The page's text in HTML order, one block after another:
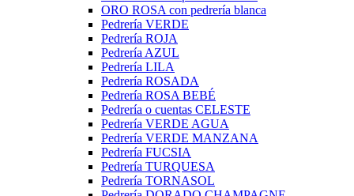
ORO ROSA con pedrería blanca
Pedrería VERDE
Pedrería ROJA
Pedrería AZUL
Pedrería LILA
Pedrería ROSADA
Pedrería ROSA BEBÉ
Pedrería o cuentas CELESTE
Pedrería VERDE AGUA
Pedrería VERDE MANZANA
Pedrería FUCSIA
Pedrería TURQUESA
Pedrería TORNASOL